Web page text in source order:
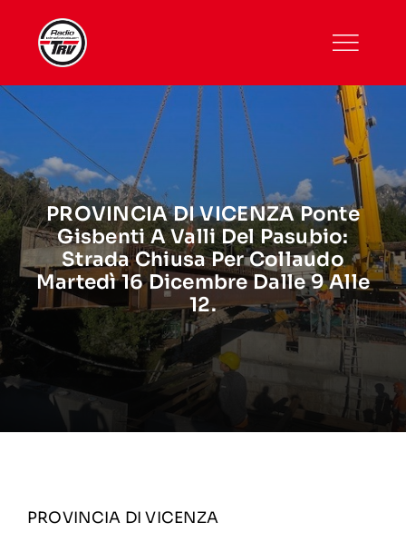
content
PROVINCIA DI VICENZA Ponte
Gisbenti A Valli Del Pasubio:
Strada Chiusa Per Collaudo
Martedì 16 Dicembre Dalle 9 Alle
12.
PROVINCIA DI VICENZA